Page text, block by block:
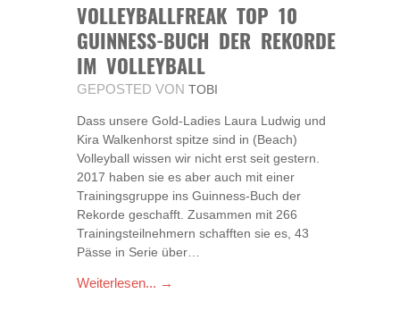
VOLLEYBALLFREAK TOP 10
GUINNESS-BUCH DER REKORDE
IM VOLLEYBALL
GEPOSTED VON TOBI
Dass unsere Gold-Ladies Laura Ludwig und
Kira Walkenhorst spitze sind in (Beach)
Volleyball wissen wir nicht erst seit gestern.
2017 haben sie es aber auch mit einer
Trainingsgruppe ins Guinness-Buch der
Rekorde geschafft. Zusammen mit 266
Trainingsteilnehmern schafften sie es, 43
Pässe in Serie über…
Weiterlesen... →